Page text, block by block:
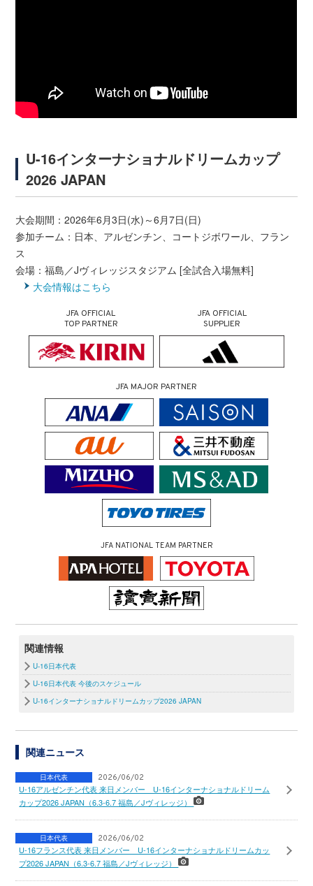
U-16インターナショナルドリームカップ
2026 JAPAN
大会期間：2026年6月3日(水)～6月7日(日)
参加チーム：日本、アルゼンチン、コートジボワール、フラン
ス
会場：福島／Jヴィレッジスタジアム [全試合入場無料]
大会情報はこちら
JFA OFFICIAL
TOP PARTNER
JFA OFFICIAL
SUPPLIER
JFA MAJOR PARTNER
JFA NATIONAL TEAM PARTNER
関連情報
U-16日本代表
U-16日本代表 今後のスケジュール
U-16インターナショナルドリームカップ2026 JAPAN
関連ニュース
日本代表 2026/06/02
U-16アルゼンチン代表 来日メンバー U-16インターナショナルドリーム
カップ2026 JAPAN（6.3-6.7 福島／Jヴィレッジ）
日本代表 2026/06/02
U-16フランス代表 来日メンバー U-16インターナショナルドリームカッ
プ2026 JAPAN（6.3-6.7 福島／Jヴィレッジ）